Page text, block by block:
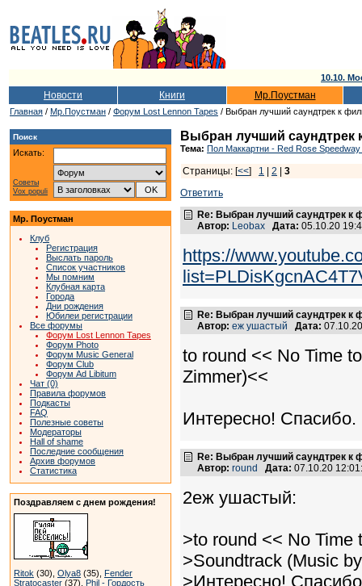
10.10.
Новости Книги Мр.Поустман
Главная / Мр.Поустман / Форум Lost Lennon Tapes / Выбран лучший саундтрек к
Поиск
Искать:
Советы
Vox populi
Мр. Поустман
Клуб
Регистрация
Выслать пароль
Список участников
Мы помним
Клубная карта
Города
Дни рождения
Юбилеи регистрации
Все форумы
Форум Lost Lennon Tapes
Форум Photo
Форум Music General
Форум Club
Форум Ad Libitum
Чат (0)
Правила форумов
Подкасты
FAQ
Полезные советы
Модераторы
Hall of shame
Последние сообщения
Архив форумов
Статистика
Поздравляем с днем рождения!
Ritok (30), Olya8 (35), Fender
Stratocaster (37), Phil - Гордость
Выбран лучший
Тема: Пол Маккартни - Red Rose
Страницы: [<<] 1 2
3
Ответить
Re: Выбран лучший саундтрек
Автор: Leobax Дата: 05.10.20
https://
Re: Выбран лучший саундтрек
Автор: еж ушастый Дата:
to round << No Time
Zimmer)<<
Интересно! Спасибо.
Re: Выбран лучший саундтрек
Автор: round Дата: 07.10.20
2еж ушастый:
>to round << No Time
>Soundtrack (Music
>Интересно!